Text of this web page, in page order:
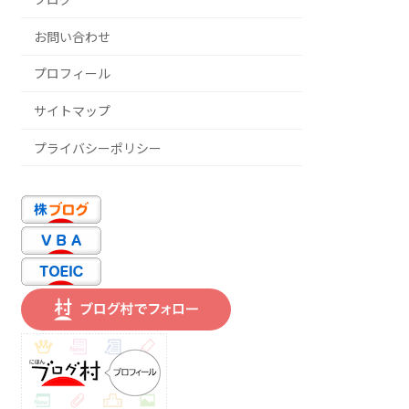
お問い合わせ
プロフィール
サイトマップ
プライバシーポリシー